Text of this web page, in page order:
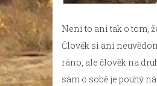
Není to ani tak o tom,
Člověk si ani
ráno, ale člověk na
sám o sobě je pouhý